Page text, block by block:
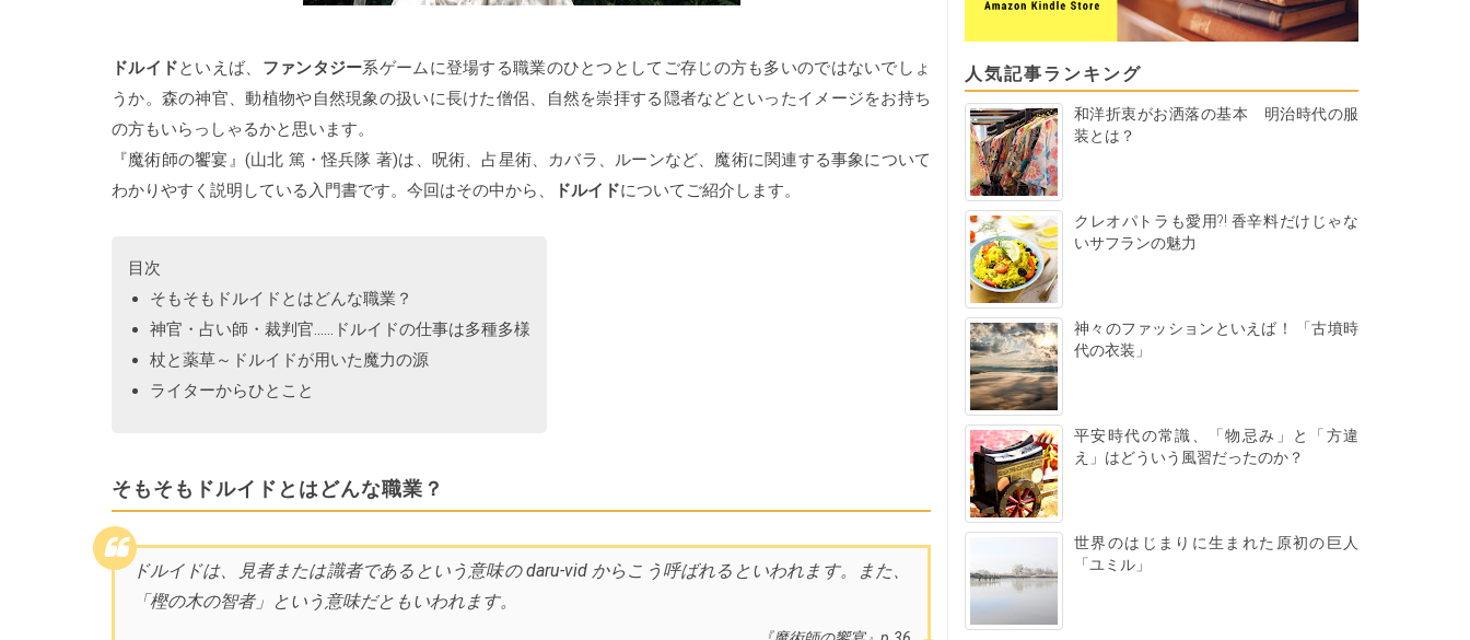
ドルイドといえば、 ファンタジー系ゲームに登場する職業のひとつとしてご存じの方も多いのではないでしょ
うか。森の神官、動植物や自然現象の扱いに長けた僧侶、自然を崇拝する隠者などといったイメージをお持ち
の方もいらっしゃるかと思います。
『魔術師の饗宴』(山北 篤・怪兵隊 著)は、呪術、占星術、カバラ、ルーンなど、魔術に関連する事象について
わかりやすく説明している入門書です。今回はその中から、
ドルイドについてご紹介します。
目次
そもそもドルイドとはどんな職業？
神官・占い師・裁判官……ドルイドの仕事は多種多様
杖と薬草～ドルイドが用いた魔力の源
ライターからひとこと
そもそもドルイドとはどんな職業？
ドルイドは、見者または識者であるという意味の daru-vid からこう呼ばれるといわれます。また、
「樫の木の智者」という意味だともいわれます。
人気記事ランキング
和洋折衷がお洒落の基本 明治時代の服
装とは？
クレオパトラも愛用?! 香辛料だけじゃな
いサフランの魅力
神々のファッションといえば！ 「古墳時
代の衣装」
平安時代の常識、「物忌み」と「方違
え」はどういう風習だったのか？
世界のはじまりに生まれた原初の巨人
「ユミル」